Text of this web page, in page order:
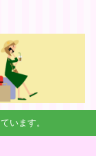
います。